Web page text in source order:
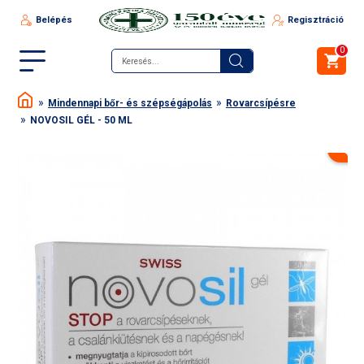
Belépés Regisztráció
0
Mindennapi bőr- és szépségápolás
Rovarcsípésre
NOVOSIL GÉL - 50 ML